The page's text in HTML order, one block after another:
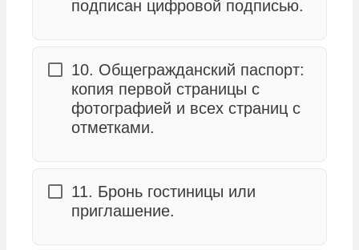
подписан цифровой подписью.
10. Общегражданский паспорт:
копия первой страницы с
фотографией и всех страниц с
отметками.
11. Бронь гостиницы или
приглашение.